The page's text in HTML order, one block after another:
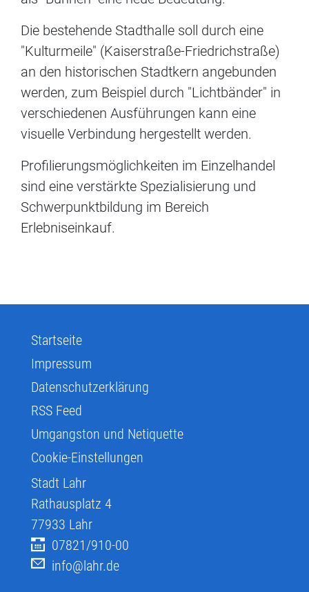
Die bestehende Stadthalle soll durch eine
"Kulturmeile" (Kaiserstraße-Friedrichstraße)
an den historischen Stadtkern angebunden
werden, zum Beispiel durch "Lichtbänder" in
verschiedenen Ausführungen kann eine
visuelle Verbindung hergestellt werden.
Profilierungsmöglichkeiten im Einzelhandel
sind eine verstärkte Spezialisierung und
Schwerpunktbildung im Bereich
Erlebniseinkauf.
Startseite
Impressum
Datenschutzerklärung
RSS Feed
Umgangston und Netiquette
Cookie-Einstellungen
Stadt Lahr
Rathausplatz 4
77933 Lahr
07821/910-00
info@lahr.de